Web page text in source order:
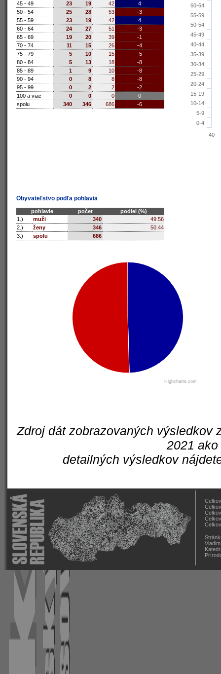
45 - 49
23 19 42
4
50 - 54
25 28 53
-3
55 - 59
23 19 42
4
60 - 64
24 27 51
-3
65 - 69
19 20 39
-1
70 - 74
11 15 26
-4
75 - 79
5 10 15
-5
80 - 84
5 13 18
-8
85 - 89
1 9 10
-8
90 - 94
0 8 8
-8
95 - 99
0 2 2
-2
100 a viac
0 0 0
0
spolu
340 346 686 -6
0-4
5-9
10-14
15-19
20-24
25-29
30-34
35-39
40-44
45-49
50-54
55-59
60-64
40
Obyvateľstvo podľa pohlavia
pohlavie počet
podiel (%)
1.)
muži 340
49.56
2.)
ženy 346
50.44
3.)
spolu 686
Highcharts.com
Zdroj dát zobrazovaných výsledkov
2021
detailných výsledkov